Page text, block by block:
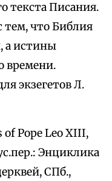
текста Писания.
тем, что Библия
а истины
времени.
экзегетов Л.
of Pope Leo XIII,
Энциклика
СПб.,